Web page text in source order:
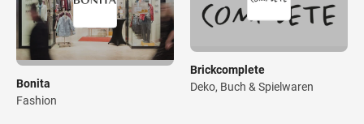
Bonita
Fashion
Brickcomplete
Deko, Buch & Spielwaren